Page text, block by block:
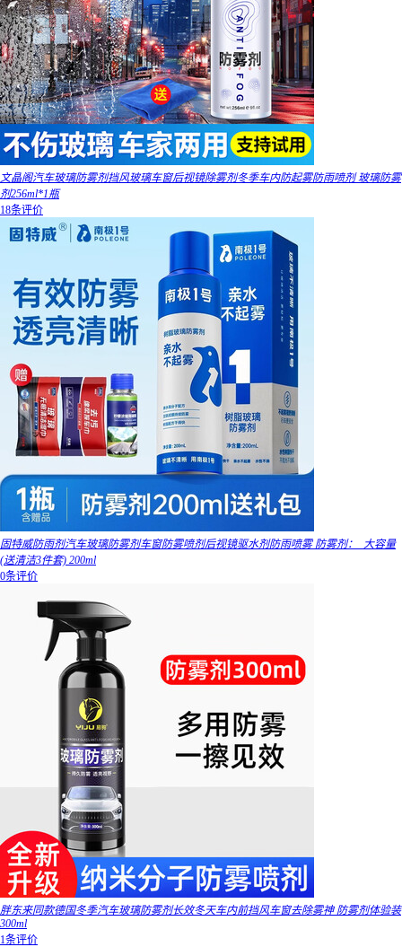
文晶阁汽车玻璃防雾剂挡风玻璃车窗后视镜除雾剂冬季车内防起雾防雨喷剂 玻璃防雾
剂256ml*1瓶
18条评价
固特威防雨剂汽车玻璃防雾剂车窗防雾喷剂后视镜驱水剂防雨喷雾 防雾剂：_大容量
(送清洁3件套) 200ml
0条评价
胖东来同款德国冬季汽车玻璃防雾剂长效冬天车内前挡风车窗去除雾神 防雾剂体验装
300ml
1条评价